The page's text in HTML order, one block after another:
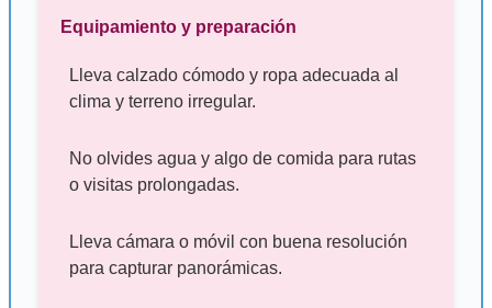
Equipamiento y preparación
Lleva calzado cómodo y ropa adecuada al
clima y terreno irregular.
No olvides agua y algo de comida para rutas
o visitas prolongadas.
Lleva cámara o móvil con buena resolución
para capturar panorámicas.